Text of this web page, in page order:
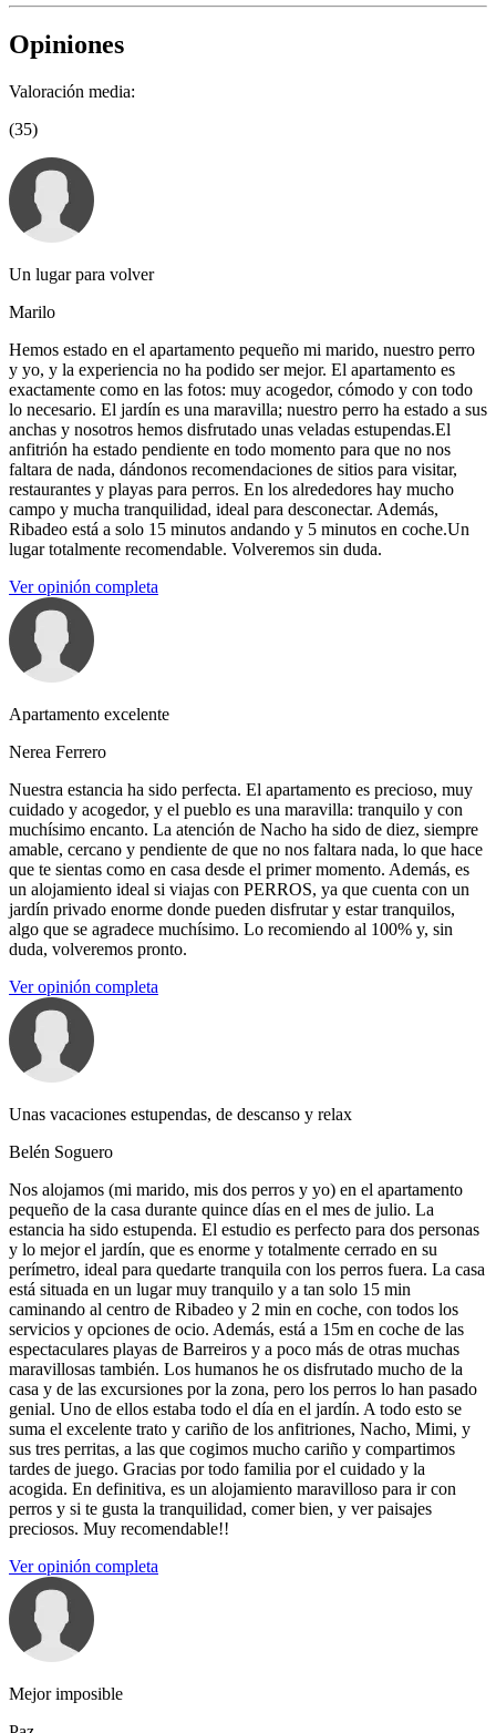
Opiniones
Valoración media:
(35)
Un lugar para volver
Marilo
Hemos estado en el apartamento pequeño mi marido, nuestro perro
y yo, y la experiencia no ha podido ser mejor. El apartamento es
exactamente como en las fotos: muy acogedor, cómodo y con todo
lo necesario. El jardín es una maravilla; nuestro perro ha estado a sus
anchas y nosotros hemos disfrutado unas veladas estupendas.El
anfitrión ha estado pendiente en todo momento para que no nos
faltara de nada, dándonos recomendaciones de sitios para visitar,
restaurantes y playas para perros. En los alrededores hay mucho
campo y mucha tranquilidad, ideal para desconectar. Además,
Ribadeo está a solo 15 minutos andando y 5 minutos en coche.Un
lugar totalmente recomendable. Volveremos sin duda.
Ver opinión completa
Apartamento excelente
Nerea Ferrero
Nuestra estancia ha sido perfecta. El apartamento es precioso, muy
cuidado y acogedor, y el pueblo es una maravilla: tranquilo y con
muchísimo encanto. La atención de Nacho ha sido de diez, siempre
amable, cercano y pendiente de que no nos faltara nada, lo que hace
que te sientas como en casa desde el primer momento. Además, es
un alojamiento ideal si viajas con PERROS, ya que cuenta con un
jardín privado enorme donde pueden disfrutar y estar tranquilos,
algo que se agradece muchísimo. Lo recomiendo al 100% y, sin
duda, volveremos pronto.
Ver opinión completa
Unas vacaciones estupendas, de descanso y relax
Belén Soguero
Nos alojamos (mi marido, mis dos perros y yo) en el apartamento
pequeño de la casa durante quince días en el mes de julio. La
estancia ha sido estupenda. El estudio es perfecto para dos personas
y lo mejor el jardín, que es enorme y totalmente cerrado en su
perímetro, ideal para quedarte tranquila con los perros fuera. La casa
está situada en un lugar muy tranquilo y a tan solo 15 min
caminando al centro de Ribadeo y 2 min en coche, con todos los
servicios y opciones de ocio. Además, está a 15m en coche de las
espectaculares playas de Barreiros y a poco más de otras muchas
maravillosas también. Los humanos he os disfrutado mucho de la
casa y de las excursiones por la zona, pero los perros lo han pasado
genial. Uno de ellos estaba todo el día en el jardín. A todo esto se
suma el excelente trato y cariño de los anfitriones, Nacho, Mimi, y
sus tres perritas, a las que cogimos mucho cariño y compartimos
tardes de juego. Gracias por todo familia por el cuidado y la
acogida. En definitiva, es un alojamiento maravilloso para ir con
perros y si te gusta la tranquilidad, comer bien, y ver paisajes
preciosos. Muy recomendable!!
Ver opinión completa
Mejor imposible